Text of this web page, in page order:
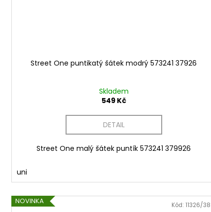
Street One puntikatý šátek modrý 573241 37926
Skladem
549 Kč
DETAIL
Street One malý šátek puntík 573241 379926
uni
NOVINKA Kód: 11326/38